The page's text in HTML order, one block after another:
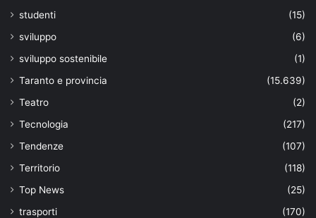
studenti
(15)
sviluppo
(6)
sviluppo sostenibile
(1)
Taranto e provincia
(15.639)
Teatro
(2)
Tecnologia
(217)
Tendenze
(107)
Territorio
(118)
Top News
(25)
trasporti
(170)